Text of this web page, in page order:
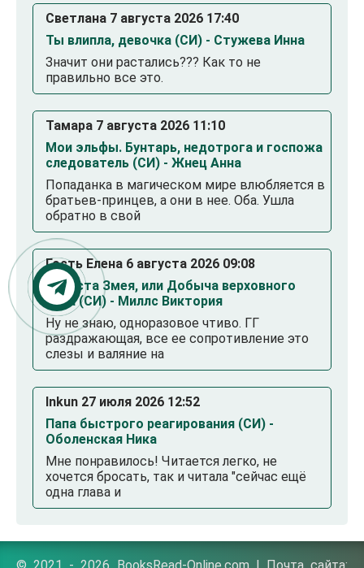
Светлана 7 августа 2026 17:40
Ты влипла, девочка (СИ) - Стужева Инна
Значит они растались??? Как то не
правильно все это.
Тамара 7 августа 2026 11:10
Мои эльфы. Бунтарь, недотрога и госпожа
следователь (СИ) - Жнец Анна
Попаданка в магическом мире влюбляется в
братьев-принцев, а они в нее. Оба. Ушла
обратно в свой
Гость Елена 6 августа 2026 09:08
Невеста Змея, или Добыча верховного
Нага (СИ) - Миллс Виктория
Ну не знаю, одноразовое чтиво. ГГ
раздражающая, все ее сопротивление это
слезы и валяние на
Inkun 27 июля 2026 12:52
Папа быстрого реагирования (СИ) -
Оболенская Ника
Мне понравилось! Читается легко, не
хочется бросать, так и читала "сейчас ещё
одна глава и